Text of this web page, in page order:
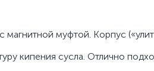
муфтой. Корпус
кипения сусла. Отлично